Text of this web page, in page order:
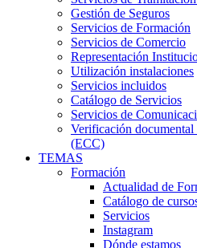
Gestión de Seguros
Servicios de Formación
Servicios de Comercio
Representación
Utilización instalaciones
Servicios incluidos
Catálogo de Servicios
Servicios de
Verificación documental
(ECC)
TEMAS
Formación
Actualidad de
Catálogo de
Servicios
Instagram
Dónde estamos